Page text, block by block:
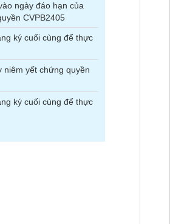
ngày đáo hạn của
CVPB2405
ký cuối cùng để thực
niêm yết chứng quyền
ký cuối cùng để thực